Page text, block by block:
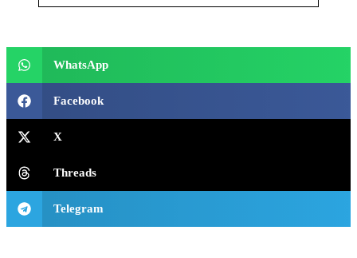
WhatsApp
Facebook
X
Threads
Telegram